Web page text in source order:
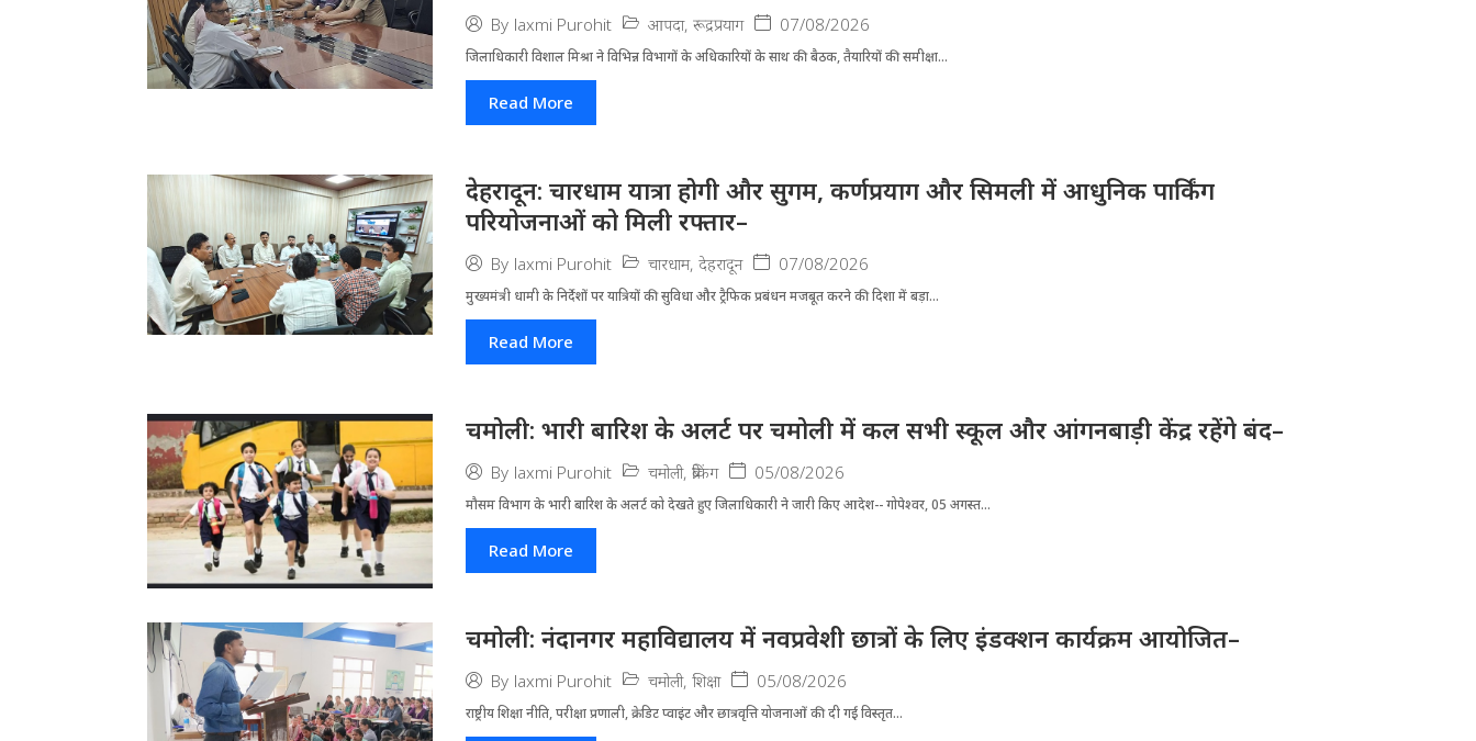
By laxmi Purohit आपदा, रूद्रप्रयाग 07/08/2026
जिला​धिकारी विशाल मिश्रा ने वि​भिन्न विभागों के अ​धिकारियों के साथ की बैठक, तैयारियों की समीक्षा...
Read More
देहरादून: चारधाम यात्रा होगी और सुगम, कर्णप्रयाग और सिमली में आधुनिक पार्किंग
परियोजनाओं को मिली रफ्तार–
By laxmi Purohit चारधाम, देहरादून 07/08/2026
मुख्यमंत्री धामी के निर्देशों पर यात्रियों की सुविधा और ट्रैफिक प्रबंधन मजबूत करने की दिशा में बड़ा...
Read More
चमोली: भारी बारिश के अलर्ट पर चमोली में कल सभी स्कूल और आंगनबाड़ी केंद्र रहेंगे बंद–
By laxmi Purohit चमोली, ब्रेकिंग 05/08/2026
मौसम विभाग के भारी बारिश के अलर्ट को देखते हुए जिला​धिकारी ने जारी किए आदेश-- गोपेश्वर, 05 अगस्त...
Read More
चमोली: नंदानगर महाविद्यालय में नवप्रवेशी छात्रों के लिए इंडक्शन कार्यक्रम आयोजित–
By laxmi Purohit चमोली, शिक्षा 05/08/2026
राष्ट्रीय शिक्षा नीति, परीक्षा प्रणाली, क्रेडिट प्वाइंट और छात्रवृत्ति योजनाओं की दी गई विस्तृत...